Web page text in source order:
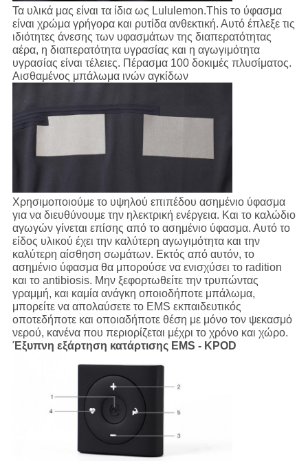
Τα υλικά μας είναι τα ίδια ως Lululemon.This το ύφασμα
είναι χρώμα γρήγορα και ρυτίδα ανθεκτική. Αυτό έπλεξε τις
ιδιότητες άνεσης των υφασμάτων της διαπερατότητας
αέρα, η διαπερατότητα υγρασίας και η αγωγιμότητα
υγρασίας είναι τέλειες. Πέρασμα 100 δοκιμές πλυσίματος.
Αισθαμένος μπάλωμα ινών αγκίδων
Χρησιμοποιούμε το υψηλού επιπέδου ασημένιο ύφασμα
για να διευθύνουμε την ηλεκτρική ενέργεια. Και το καλώδιο
αγωγών γίνεται επίσης από το ασημένιο ύφασμα. Αυτό το
είδος υλικού έχει την καλύτερη αγωγιμότητα και την
καλύτερη αίσθηση σωμάτων. Εκτός από αυτόν, το
ασημένιο ύφασμα θα μπορούσε να ενισχύσει το radition
και το antibiosis. Μην ξεφορτωθείτε την τρυπώντας
γραμμή, και καμία ανάγκη οποιοδήποτε μπάλωμα,
μπορείτε να απολαύσετε το EMS εκπαιδευτικός
οποτεδήποτε και οποιαδήποτε θέση με μόνο τον ψεκασμό
νερού, κανένα που περιορίζεται μέχρι το χρόνο και χώρο.
Έξυπνη εξάρτηση κατάρτισης EMS - KPOD